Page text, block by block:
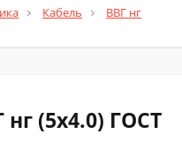
Кабель ВВГ нг
нг (5х4.0) ГОСТ